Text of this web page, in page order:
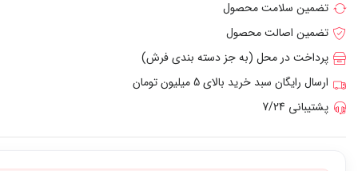
تضمین سلامت محصول
تضمین اصالت محصول
پرداخت در محل (به جز دسته بندی فرش)
ارسال رایگان سبد خرید بالای 5 میلیون تومان
پشتیبانی 7/24